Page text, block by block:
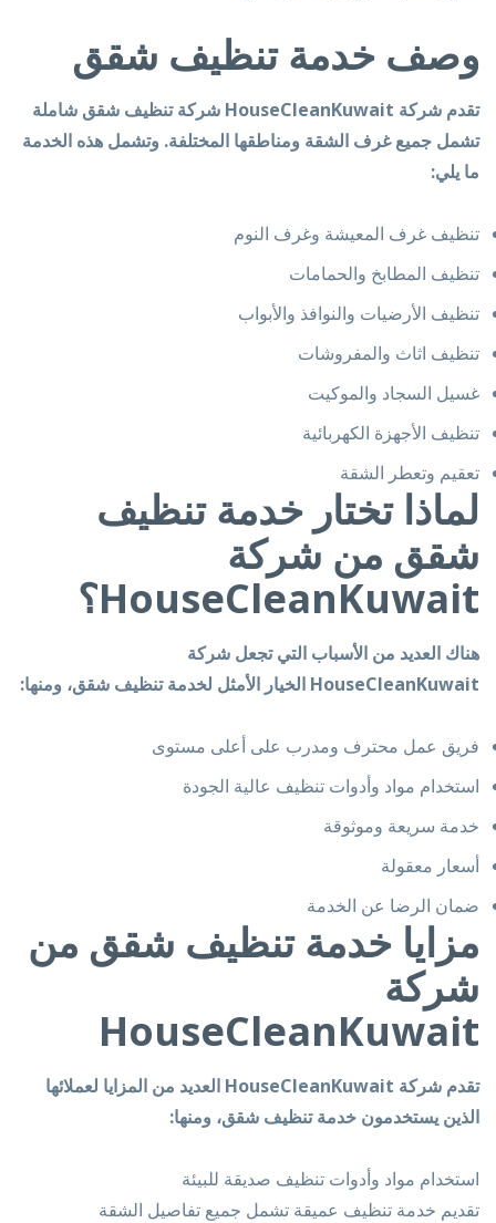
وصف خدمة تنظيف شقق
تقدم شركة HouseCleanKuwait شركة تنظيف شقق شاملة
تشمل جميع غرف الشقة ومناطقها المختلفة. وتشمل هذه الخدمة
ما يلي:
تنظيف غرف المعيشة وغرف النوم
تنظيف المطابخ والحمامات
تنظيف الأرضيات والنوافذ والأبواب
تنظيف اثاث والمفروشات
غسيل السجاد والموكيت
تنظيف الأجهزة الكهربائية
تعقيم وتعطر الشقة
لماذا تختار خدمة تنظيف
شقق من شركة
HouseCleanKuwait؟
هناك العديد من الأسباب التي تجعل شركة
HouseCleanKuwait الخيار الأمثل لخدمة تنظيف شقق، ومنها:
فريق عمل محترف ومدرب على أعلى مستوى
استخدام مواد وأدوات تنظيف عالية الجودة
خدمة سريعة وموثوقة
أسعار معقولة
ضمان الرضا عن الخدمة
مزايا خدمة تنظيف شقق من
شركة
HouseCleanKuwait
تقدم شركة HouseCleanKuwait العديد من المزايا لعملائها
الذين يستخدمون خدمة تنظيف شقق، ومنها:
استخدام مواد وأدوات تنظيف صديقة للبيئة
تقديم خدمة تنظيف عميقة تشمل جميع تفاصيل الشقة